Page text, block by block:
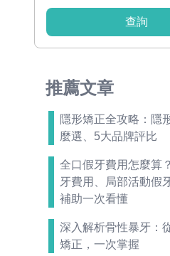
查詢
推薦文章
隱形矯正全攻略：隱
麼選、5大品牌評比
全口假牙費用怎麼算
牙費用、局部活動假
補助一次看懂
深入解析骨性暴牙：
矯正，一次掌握